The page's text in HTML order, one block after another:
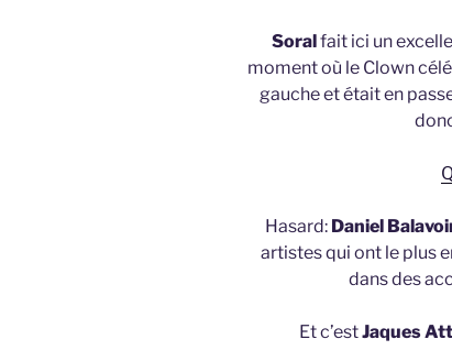
Soralfait ici un
moment où le Clown
gauche et était en
Hasard: Daniel
artistes qui ont le plus
dans des
Et c’estJaques